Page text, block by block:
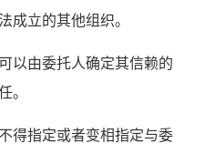
成立的其他组织。
以由委托人确定其信赖的
。
得指定或者变相指定与委